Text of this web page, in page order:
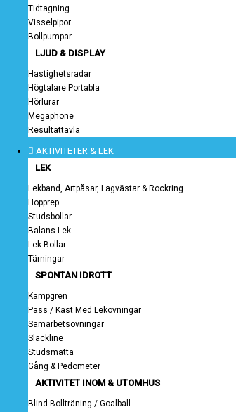
Tidtagning
Visselpipor
Bollpumpar
LJUD & DISPLAY
Hastighetsradar
Högtalare Portabla
Hörlurar
Megaphone
Resultattavla
AKTIVITETER & LEK
LEK
Lekband, Ärtpåsar, Lagvästar & Rockring
Hopprep
Studsbollar
Balans Lek
Lek Bollar
Tärningar
SPONTAN IDROTT
Kampgren
Pass / Kast Med Lekövningar
Samarbetsövningar
Slackline
Studsmatta
Gång & Pedometer
AKTIVITET INOM & UTOMHUS
Blind Bollträning / Goalball